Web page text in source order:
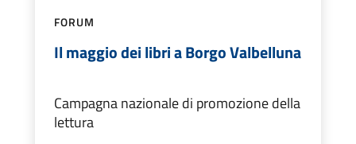
FORUM
Il maggio dei libri a Borgo Valbelluna
Campagna nazionale di promozione della
lettura